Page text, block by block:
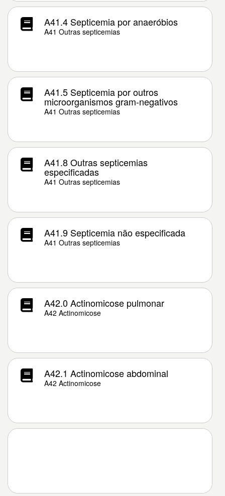
A41.4 Septicemia por anaeróbios
A41 Outras septicemias
A41.5 Septicemia por outros
microorganismos gram-negativos
A41 Outras septicemias
A41.8 Outras septicemias
especificadas
A41 Outras septicemias
A41.9 Septicemia não especificada
A41 Outras septicemias
A42.0 Actinomicose pulmonar
A42 Actinomicose
A42.1 Actinomicose abdominal
A42 Actinomicose